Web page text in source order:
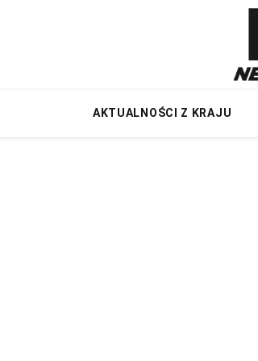
AKTUALNOŚCI Z KRAJU